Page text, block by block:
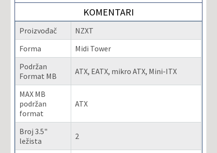
KOMENTARI
Proizvođač
NZXT
Forma
Midi Tower
Podržan
Format MB
ATX, EATX, mikro ATX, Mini-ITX
MAX MB
podržan
format
ATX
Broj 3.5"
ležista
2